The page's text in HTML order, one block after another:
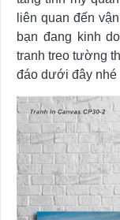
liên quan đến
bạn đang kinh
tranh treo tường
đáo dưới đây nhé